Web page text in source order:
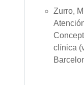
Zurro,
clínica